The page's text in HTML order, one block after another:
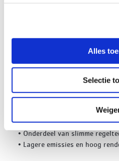
Alles
Selectie
haalbare toekomst. Daarmee
overgang naar
stap; dat brengt
• Te gebruiken in hybride
• Waterstofklaar (20%
• Onderdeel van slimme
• Lagere emissies en hoog